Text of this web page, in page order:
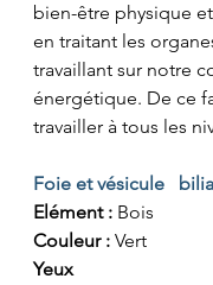
bien-être physique
en traitant les
travaillant sur notre
énergétique. De ce
travailler à tous les
Foie et vésicule
Elément : Bois
Couleur : Vert
Yeux